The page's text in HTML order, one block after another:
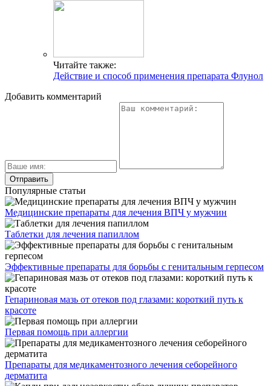
Читайте также:
Действие и способ применения препарата Флунол
Добавить комментарий
Популярные статьи
Медицинские препараты для лечения ВПЧ у мужчин
Таблетки для лечения папиллом
Эффективные препараты для борьбы с генитальным герпесом
Гепариновая мазь от отеков под глазами: короткий путь к
красоте
Первая помощь при аллергии
Препараты для медикаментозного лечения себорейного
дерматита